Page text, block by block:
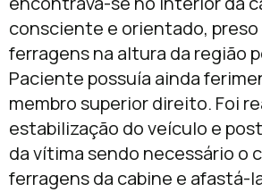
consciente e orientado, preso
ferragens na altura da região
Paciente possuía ainda
membro superior direito. Foi
estabilização do veículo e
da vítima sendo necessário o
ferragens da cabine e afastá-